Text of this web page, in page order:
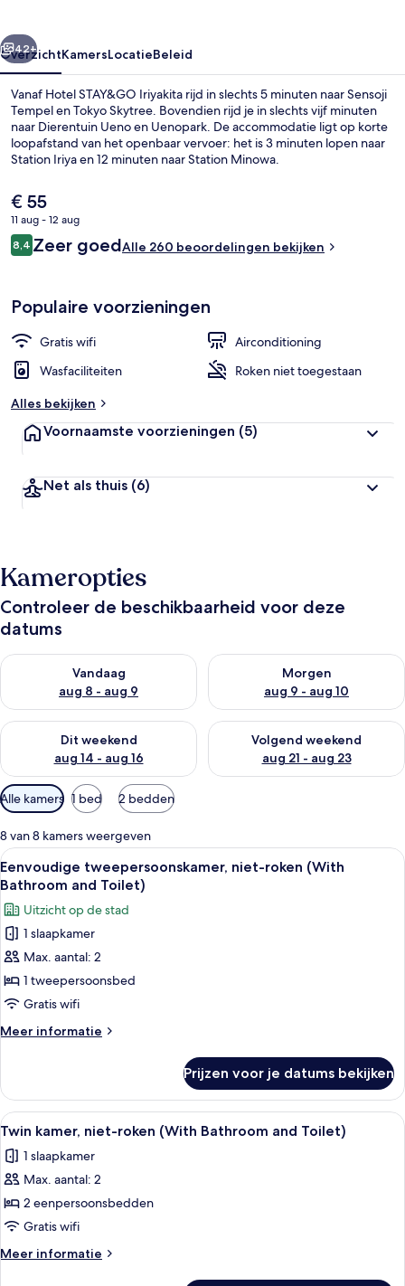
Eenvoudige tweepersoonskamer,
Volgende
42+
OverzichtKamersLocatieBeleid
Vanaf Hotel STAY&GO Iriyakita rijd in slechts 5 minuten naar Sensoji
Tempel en Tokyo Skytree. Bovendien rijd je in slechts vijf minuten
naar Dierentuin Ueno en Uenopark. De accommodatie ligt op korte
loopafstand van het openbaar vervoer: het is 3 minuten lopen naar
Station Iriya en 12 minuten naar Station Minowa.
De
huidige
prijs
is
€ 55
11 aug - 12 aug
Beoordelingen
8,48,4 op 10 –
Zeer goedAlle 260 beoordelingen bekijken
Populaire voorzieningen
Gratis wifi
Airconditioning
Wasfaciliteiten
Roken niet toegestaan
Alles bekijken
Voornaamste voorzieningen (5)
Net als thuis (6)
Kameropties
Controleer de beschikbaarheid voor deze
datums
Vandaag
aug 8 - aug 9
De beschikbaarheid controleren voor vanavond aug 8 - aug 9
Morgen
aug 9 - aug 10
De beschikbaarheid
Dit weekend
aug 14 - aug 16
De beschikbaarheid controleren voor dit weekend aug 14 -
Volgend weekend
aug 21 - aug 23
De beschikbaarheid
Beschikbare
filters
voor
kamers
Alle kamers 1 bed 2 bedden
8 van 8 kamers weergeven
Alle
foto's
voor
Eenvoudige
tweepersoonskamer,
niet-
roken
(With
Bathroom
and
laden
Een eenpersoonsbed met uitzicht
2
Eenvoudige tweepersoonskamer, niet-roken (With
Bathroom and Toilet)
Uitzicht op de stad
1 slaapkamer
Max. aantal: 2
1 tweepersoonsbed
Gratis wifi
Meer informatie
Meer
tweepersoonskamer,
niet-
roken
Bathroom
and
Prijzen voor je datums bekijken
Alle
foto's
voor
Twin
kamer,
niet-
roken
(With
Een hotelkamer met twee bedden,
2
Twin kamer, niet-roken (With Bathroom and Toilet)
1 slaapkamer
Max. aantal: 2
2 eenpersoonsbedden
Gratis wifi
Meer informatie
Meer